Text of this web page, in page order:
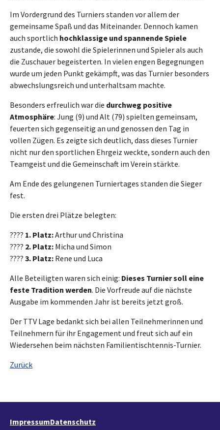
Im Vordergrund des Turniers standen vor allem der
gemeinsame Spaß und das Miteinander. Dennoch kamen
auch sportlich hochklassige und spannende Spiele
zustande, die sowohl die Spielerinnen und Spieler als auch
die Zuschauer begeisterten. In vielen engen Begegnungen
wurde um jeden Punkt gekämpft, was das Turnier besonders
abwechslungsreich und unterhaltsam machte.
Besonders erfreulich war die durchweg positive
Atmosphäre: Jung (9) und Alt (79) spielten gemeinsam,
feuerten sich gegenseitig an und genossen den Tag in
vollen Zügen. Es zeigte sich deutlich, dass dieses Turnier
nicht nur den sportlichen Ehrgeiz weckte, sondern auch den
Teamgeist und die Gemeinschaft im Verein stärkte.
Am Ende des gelungenen Turniertages standen die Sieger
fest.
Die ersten drei Plätze belegten:
???? 1. Platz:Arthur und Christina
???? 2. Platz: Micha und Simon
???? 3. Platz: Rene und Luca
Alle Beteiligten waren sich einig: Dieses Turnier soll eine
feste Tradition werden. Die Vorfreude auf die nächste
Ausgabe im kommenden Jahr ist bereits jetzt groß.
Der TTV Lage bedankt sich bei allen Teilnehmerinnen und
Teilnehmern für ihr Engagement und freut sich auf ein
Wiedersehen beim nächsten Familientischtennis-Turnier.
Zurück
ImpressumDatenschutz